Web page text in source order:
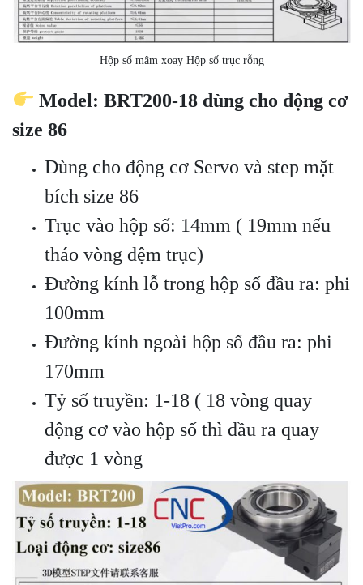
Hộp số mâm xoay Hộp số trục rỗng
Model: BRT200-18 dùng cho động cơ
size 86
Dùng cho động cơ Servo và step mặt
bích size 86
Trục vào hộp số: 14mm ( 19mm nếu
tháo vòng đệm trục)
Đường kính lỗ trong hộp số đầu ra: phi
100mm
Đường kính ngoài hộp số đầu ra: phi
170mm
Tỷ số truyền: 1-18 ( 18 vòng quay
động cơ vào hộp số thì đầu ra quay
được 1 vòng